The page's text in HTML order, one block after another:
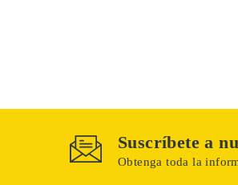
Suscríbete a
Obtenga toda la